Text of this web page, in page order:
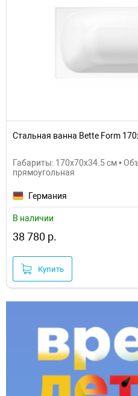
Стальная ванна Bette Form
Габариты: 170x70x34.5 см •
прямоугольная
Германия
В наличии
38 780 р.
Купить